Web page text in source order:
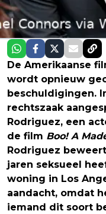
De Amerikaanse
wordt opnieuw
beschuldigingen.
rechtszaak
Rodriguez, een
de film Boo! A
Rodriguez
jaren seksueel
woning in Los
aandacht, omdat
iemand dit soort